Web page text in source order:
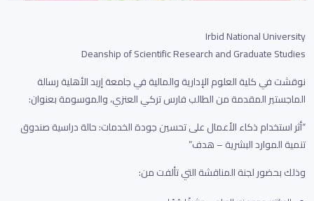
Irbid National University
Deanship of Scientific Research and Graduate Studies
نوقشت في كلية العلوم الإدارية والمالية في جامعة إربد الأهلية رسالة
الماجستير المقدمة من الطالب فارس تركي العنزي، والموسومة بعنوان:
“أثر استخدام ذكاء الأعمال على تحسين جودة الخدمات: حالة دراسية صندوق
تنمية الموارد البشرية – هدف”
وذلك بحضور لجنة المناقشة التي تألفت من: